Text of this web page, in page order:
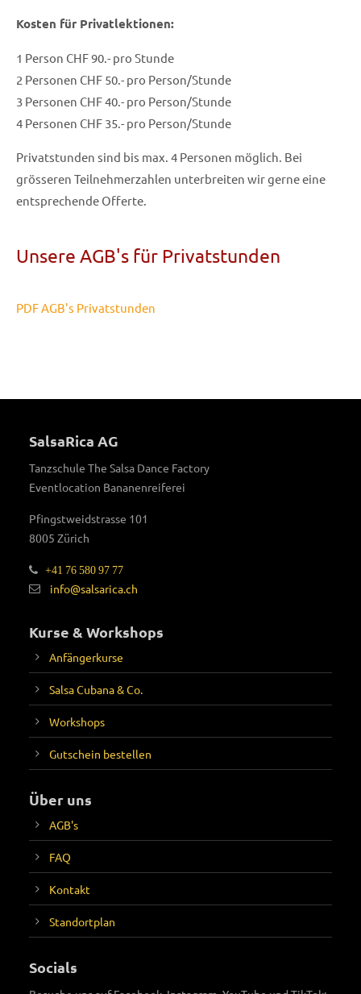
Kosten für Privatlektionen:
1 Person CHF 90.- pro Stunde
2 Personen CHF 50.- pro Person/Stunde
3 Personen CHF 40.- pro Person/Stunde
4 Personen CHF 35.- pro Person/Stunde
Privatstunden sind bis max. 4 Personen möglich. Bei
grösseren Teilnehmerzahlen unterbreiten wir gerne eine
entsprechende Offerte.
Unsere AGB's für Privatstunden
PDF AGB's Privatstunden
SalsaRica AG
Tanzschule The Salsa Dance Factory
Eventlocation Bananenreiferei
Pfingstweidstrasse 101
8005 Zürich
+41 76 580 97 77
info@salsarica.ch
Kurse & Workshops
Anfängerkurse
Salsa Cubana & Co.
Workshops
Gutschein bestellen
Über uns
AGB's
FAQ
Kontakt
Standortplan
Socials